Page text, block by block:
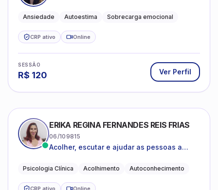
que você está vivendo
Ansiedade Autoestima Sobrecarga emocional
CRP ativo Online
SESSÃO
R$ 120 Ver Perfil
ERIKA REGINA FERNANDES REIS FRIAS
06/109815
Acolher, escutar e ajudar as pessoas a
Psicologia Clínica Acolhimento Autoconhecimento
CRP ativo Online